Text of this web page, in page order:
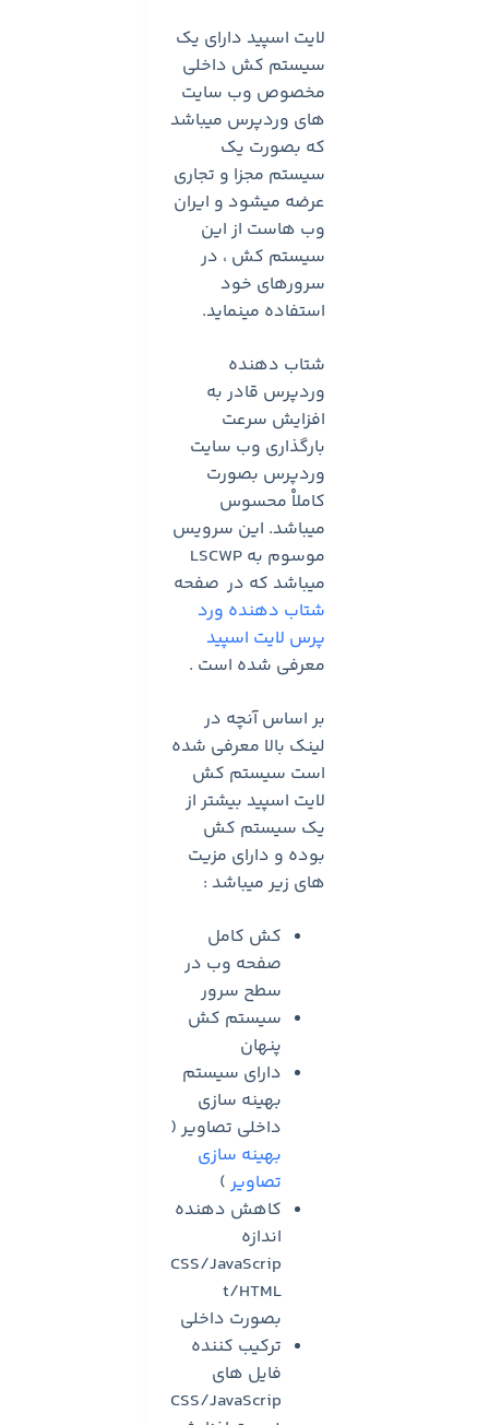
لایت اسپید دارای یک
سیستم کش داخلی
مخصوص وب سایت
های وردپرس میباشد
که بصورت یک
سیستم مجزا و تجاری
عرضه میشود و ایران
وب هاست از این
سیستم کش ، در
سرورهای خود
استفاده مینماید.
شتاب دهنده
وردپرس قادر به
افزایش سرعت
بارگذاری وب سایت
وردپرس بصورت
کاملاْ محسوس
میباشد. این سرویس
موسوم به LSCWP
میباشد که در صفحه
شتاب دهنده ورد
پرس لایت اسپید
معرفی شده است .
بر اساس آنچه در
لینک بالا معرفی شده
است سیستم کش
لایت اسپید بیشتر از
یک سیستم کش
بوده و دارای مزیت
های زیر میباشد :
کش کامل
صفحه وب در
سطح سرور
سیستم کش
پنهان
دارای سیستم
بهینه سازی
داخلی تصاویر (
بهینه سازی
تصاویر )
کاهش دهنده
اندازه
CSS/JavaScrip
t/HTML
بصورت داخلی
ترکیب کننده
فایل های
CSS/JavaScrip